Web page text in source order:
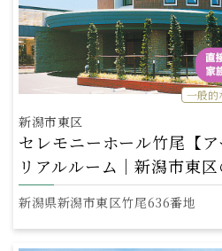
一般的
新潟市東区
セレモニーホール竹尾【
リアルルーム｜新潟市東
新潟県新潟市東区竹尾636番地